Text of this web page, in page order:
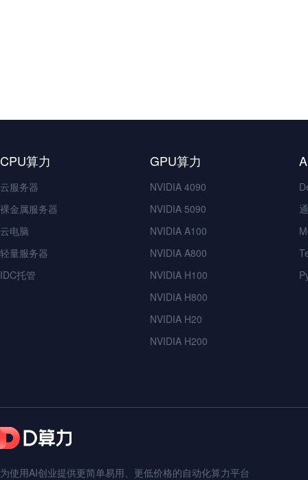
CPU算力
云服务器
裸金属服务器
云电脑
轻量服务器
IDC托管
GPU算力
NVIDIA 4090
NVIDIA 5090
NVIDIA A100
NVIDIA A800
NVIDIA H100
NVIDIA H800
NVIDIA H20
NVIDIA H200
为使用AI创业提供更简单易用、更低价格的自动化算力平台